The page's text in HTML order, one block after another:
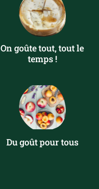
On goûte tout, tout le
temps !
Du goût pour tous